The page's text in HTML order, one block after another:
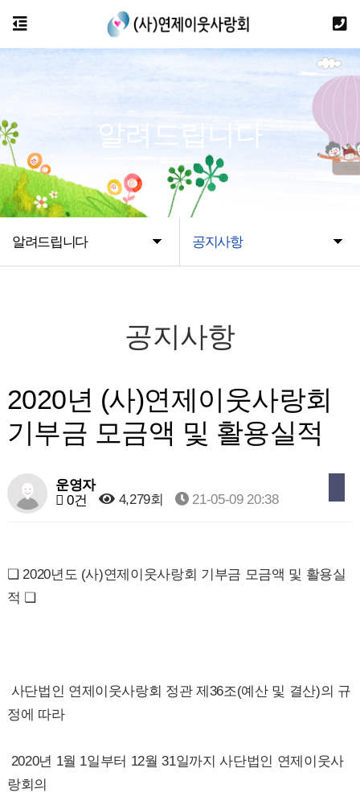
알려드립니다 공지사항
알려드립니다
공지사항
2020년 (사)연제이웃사랑회
기부금 모금액 및 활용실적
운영자
0건
4,279회 21-05-09 20:38
❏ 2020년도 (사)연제이웃사랑회 기부금 모금액 및 활용실
적 ❏
사단법인 연제이웃사랑회 정관 제36조(예산 및 결산)의 규
정에 따라
2020년 1월 1일부터 12월 31일까지 사단법인 연제이웃사
랑회의